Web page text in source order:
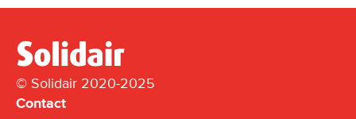
© Solidair 2020-2025
Contact